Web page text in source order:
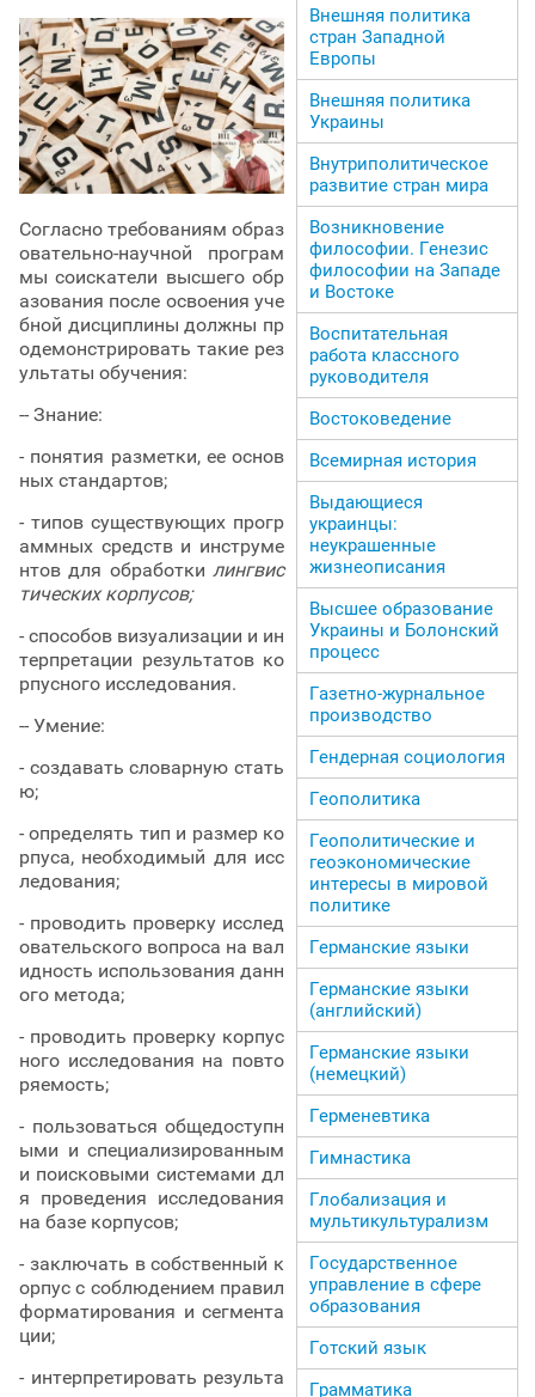
Согласно требованиям образ
овательно-научной програм
мы соискатели высшего обр
азования после освоения уче
бной дисциплины должны пр
одемонстрировать такие рез
ультаты обучения:
-- Знание:
- понятия разметки, ее основ
ных стандартов;
- типов существующих прогр
аммных средств и инструме
нтов для обработки лингвис
тических корпусов;
- способов визуализации и ин
терпретации результатов ко
рпусного исследования.
-- Умение:
- создавать словарную стать
ю;
- определять тип и размер ко
рпуса, необходимый для исс
ледования;
- проводить проверку исслед
овательского вопроса на вал
идность использования данн
ого метода;
- проводить проверку корпус
ного исследования на повто
ряемость;
- пользоваться общедоступн
ыми и специализированным
и поисковыми системами дл
я проведения исследования
на базе корпусов;
- заключать в собственный к
орпус с соблюдением правил
форматирования и сегмента
ции;
- интерпретировать результа
Внешняя политика
стран Западной
Европы
Внешняя политика
Украины
Внутриполитическое
развитие стран мира
Возникновение
философии. Генезис
философии на Западе
и Востоке
Воспитательная
работа классного
руководителя
Востоковедение
Всемирная история
Выдающиеся
украинцы:
неукрашенные
жизнеописания
Высшее образование
Украины и Болонский
процесс
Газетно-журнальное
производство
Гендерная социология
Геополитика
Геополитические и
геоэкономические
интересы в мировой
политике
Германские языки
Германские языки
(английский)
Германские языки
(немецкий)
Герменевтика
Гимнастика
Глобализация и
мультикультурализм
Государственное
управление в сфере
образования
Готский язык
Грамматика